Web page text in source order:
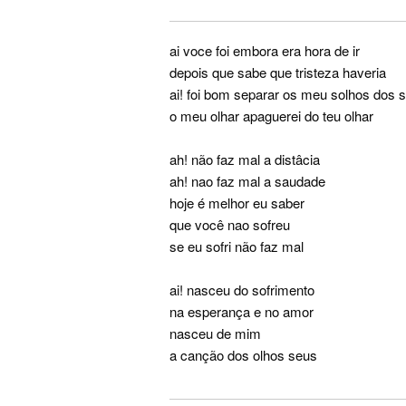
ai voce foi embora era hora de ir
depois que sabe que tristeza haveria
ai! foi bom separar os meu solhos dos
o meu olhar apaguerei do teu olhar
ah! não faz mal a distâcia
ah! nao faz mal a saudade
hoje é melhor eu saber
que você nao sofreu
se eu sofri não faz mal
ai! nasceu do sofrimento
na esperança e no amor
nasceu de mim
a canção dos olhos seus